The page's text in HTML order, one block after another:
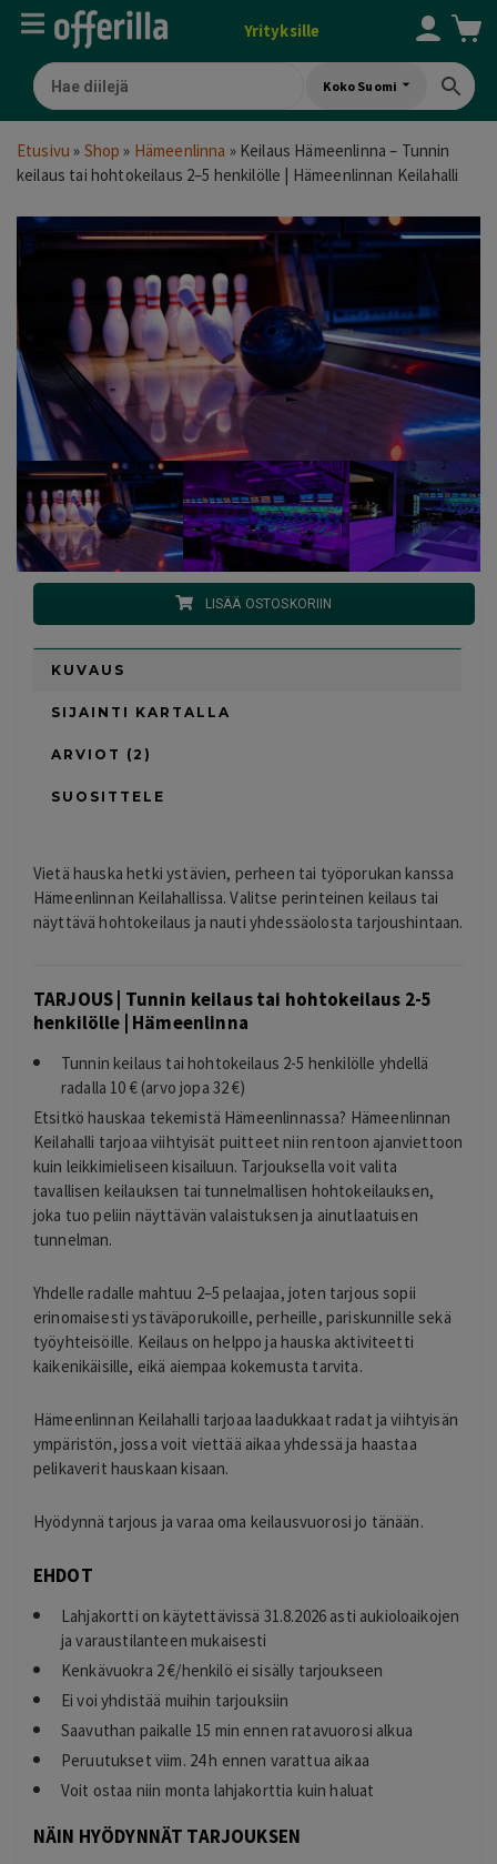
Yrityksille
Koko Suomi
Etusivu » Shop » Hämeenlinna » Keilaus Hämeenlinna – Tunnin
keilaus tai hohtokeilaus 2–5 henkilölle | Hämeenlinnan Keilahalli
LISÄÄ OSTOSKORIIN
KUVAUS
SIJAINTI KARTALLA
ARVIOT (2)
SUOSITTELE
Vietä hauska hetki ystävien, perheen tai työporukan kanssa
Hämeenlinnan Keilahallissa. Valitse perinteinen keilaus tai
näyttävä hohtokeilaus ja nauti yhdessäolosta tarjoushintaan.
TARJOUS | Tunnin keilaus tai hohtokeilaus 2-5
henkilölle | Hämeenlinna
Tunnin keilaus tai hohtokeilaus 2-5 henkilölle yhdellä
radalla 10 € (arvo jopa 32 €)
Etsitkö hauskaa tekemistä Hämeenlinnassa? Hämeenlinnan
Keilahalli tarjoaa viihtyisät puitteet niin rentoon ajanviettoon
kuin leikkimieliseen kisailuun. Tarjouksella voit valita
tavallisen keilauksen tai tunnelmallisen hohtokeilauksen,
joka tuo peliin näyttävän valaistuksen ja ainutlaatuisen
tunnelman.
Yhdelle radalle mahtuu 2–5 pelaajaa, joten tarjous sopii
erinomaisesti ystäväporukoille, perheille, pariskunnille sekä
työyhteisöille. Keilaus on helppo ja hauska aktiviteetti
kaikenikäisille, eikä aiempaa kokemusta tarvita.
Hämeenlinnan Keilahalli tarjoaa laadukkaat radat ja viihtyisän
ympäristön, jossa voit viettää aikaa yhdessä ja haastaa
pelikaverit hauskaan kisaan.
Hyödynnä tarjous ja varaa oma keilausvuorosi jo tänään.
EHDOT
Lahjakortti on käytettävissä 31.8.2026 asti aukioloaikojen
ja varaustilanteen mukaisesti
Kenkävuokra 2 €/henkilö ei sisälly tarjoukseen
Ei voi yhdistää muihin tarjouksiin
Saavuthan paikalle 15 min ennen ratavuorosi alkua
Peruutukset viim. 24 h ennen varattua aikaa
Voit ostaa niin monta lahjakorttia kuin haluat
NÄIN HYÖDYNNÄT TARJOUKSEN